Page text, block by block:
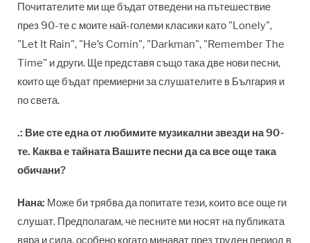
Почитателите ми ще бъдат отведени на пътешествие
през 90-те с моите най-големи класики като "Lonely",
"Let It Rain", "He’s Comin", "Darkman", "Remember The
Time" и други. Ще представя също така две нови песни,
които ще бъдат премиерни за слушателите в България и
по света.
.: Вие сте една от любимите музикални звезди на 90-
те. Каква е тайната Вашите песни да са все още така
обичани?
Нана: Може би трябва да попитате тези, които все още ги
слушат. Предполагам, че песните ми носят на публиката